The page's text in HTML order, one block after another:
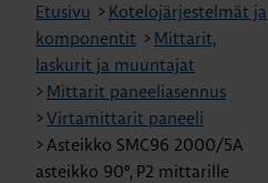
Etusivu > Kotelojärjestelmät ja
komponentit > Mittarit,
laskurit ja muuntajat
> Mittarit paneeliasennus
>Virtamittarit paneeli
>Asteikko SMC96 2000/5A
asteikko 90º, P2 mittarille